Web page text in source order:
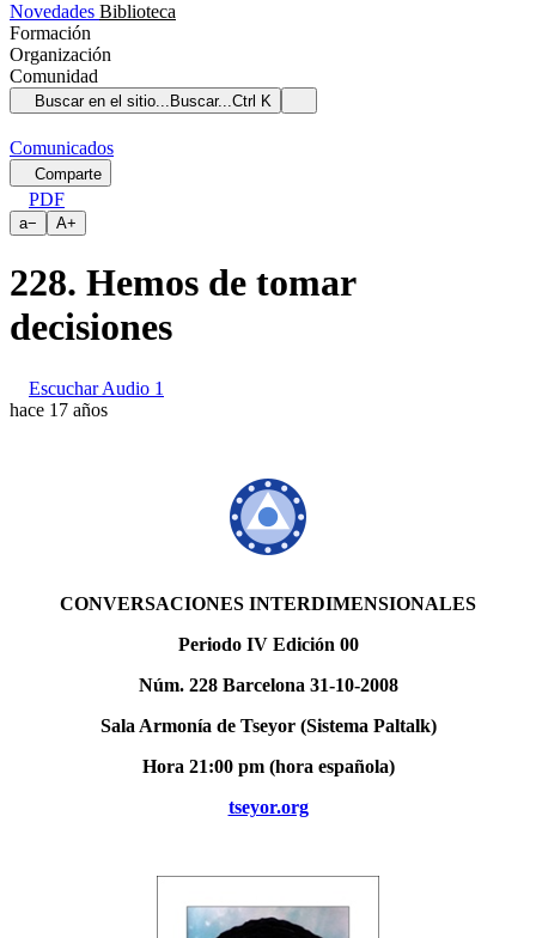
Novedades Biblioteca
Formación
Organización
Comunidad
Buscar en el sitio... Buscar...Ctrl K
Comunicados
Comparte
PDF
a− A+
228. Hemos de tomar
decisiones
Escuchar Audio 1
hace 17 años
CONVERSACIONES INTERDIMENSIONALES
Periodo IV Edición 00
Núm. 228 Barcelona 31-10-2008
Sala Armonía de Tseyor (Sistema Paltalk)
Hora 21:00 pm (hora española)
tseyor.org